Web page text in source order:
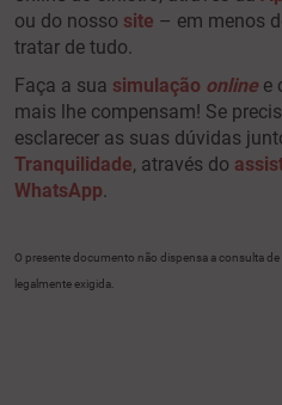
ou do nosso site – em menos
tratar de tudo.
Faça a sua simulação online e
mais lhe compensam! Se
esclarecer as suas dúvidas
Tranquilidade, através do
WhatsApp.
O presente documento não dispensa a consulta
legalmente exigida.